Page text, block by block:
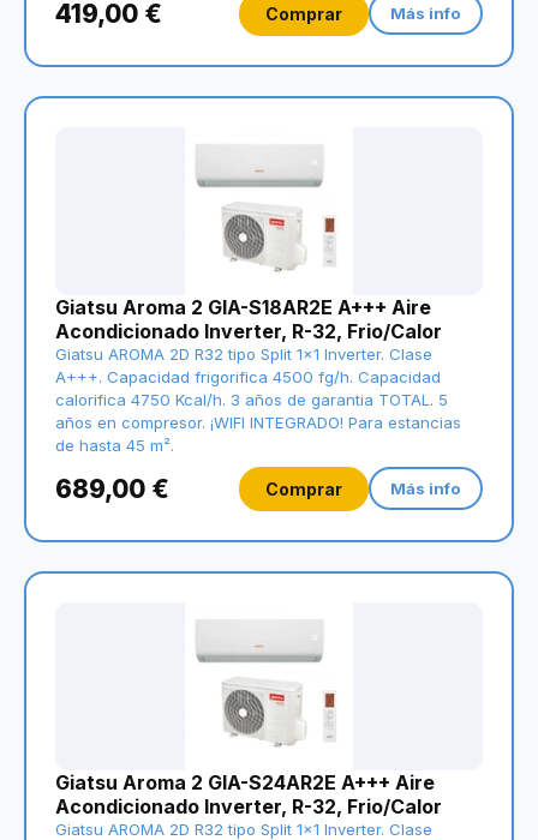
419,00 € Comprar Más info
Giatsu Aroma 2 GIA-S18AR2E A+++ Aire
Acondicionado Inverter, R-32, Frio/Calor
Giatsu AROMA 2D R32 tipo Split 1x1 Inverter. Clase
A+++. Capacidad frigorifica 4500 fg/h. Capacidad
calorifica 4750 Kcal/h. 3 años de garantia TOTAL. 5
años en compresor. ¡WIFI INTEGRADO! Para estancias
de hasta 45 m².
689,00 € Comprar Más info
Giatsu Aroma 2 GIA-S24AR2E A+++ Aire
Acondicionado Inverter, R-32, Frio/Calor
Giatsu AROMA 2D R32 tipo Split 1x1 Inverter. Clase